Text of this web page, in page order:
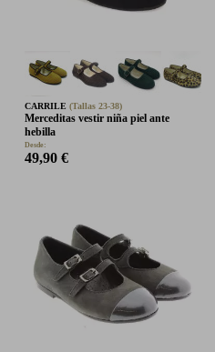
CARRILE (Tallas 23-38)
Merceditas vestir niña piel ante
hebilla
Desde:
49,90 €